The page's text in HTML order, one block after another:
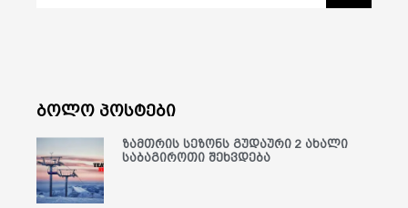
ბოლო პოსტები
ზამთრის სეზონს გუდაური 2 ახალი
საბაგიროთი შეხვდება